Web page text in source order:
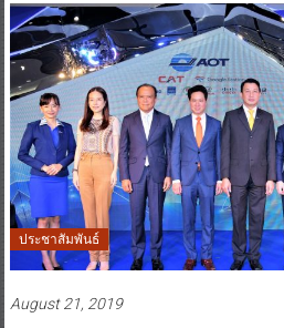
ประชาสัมพันธ์
August 21, 2019